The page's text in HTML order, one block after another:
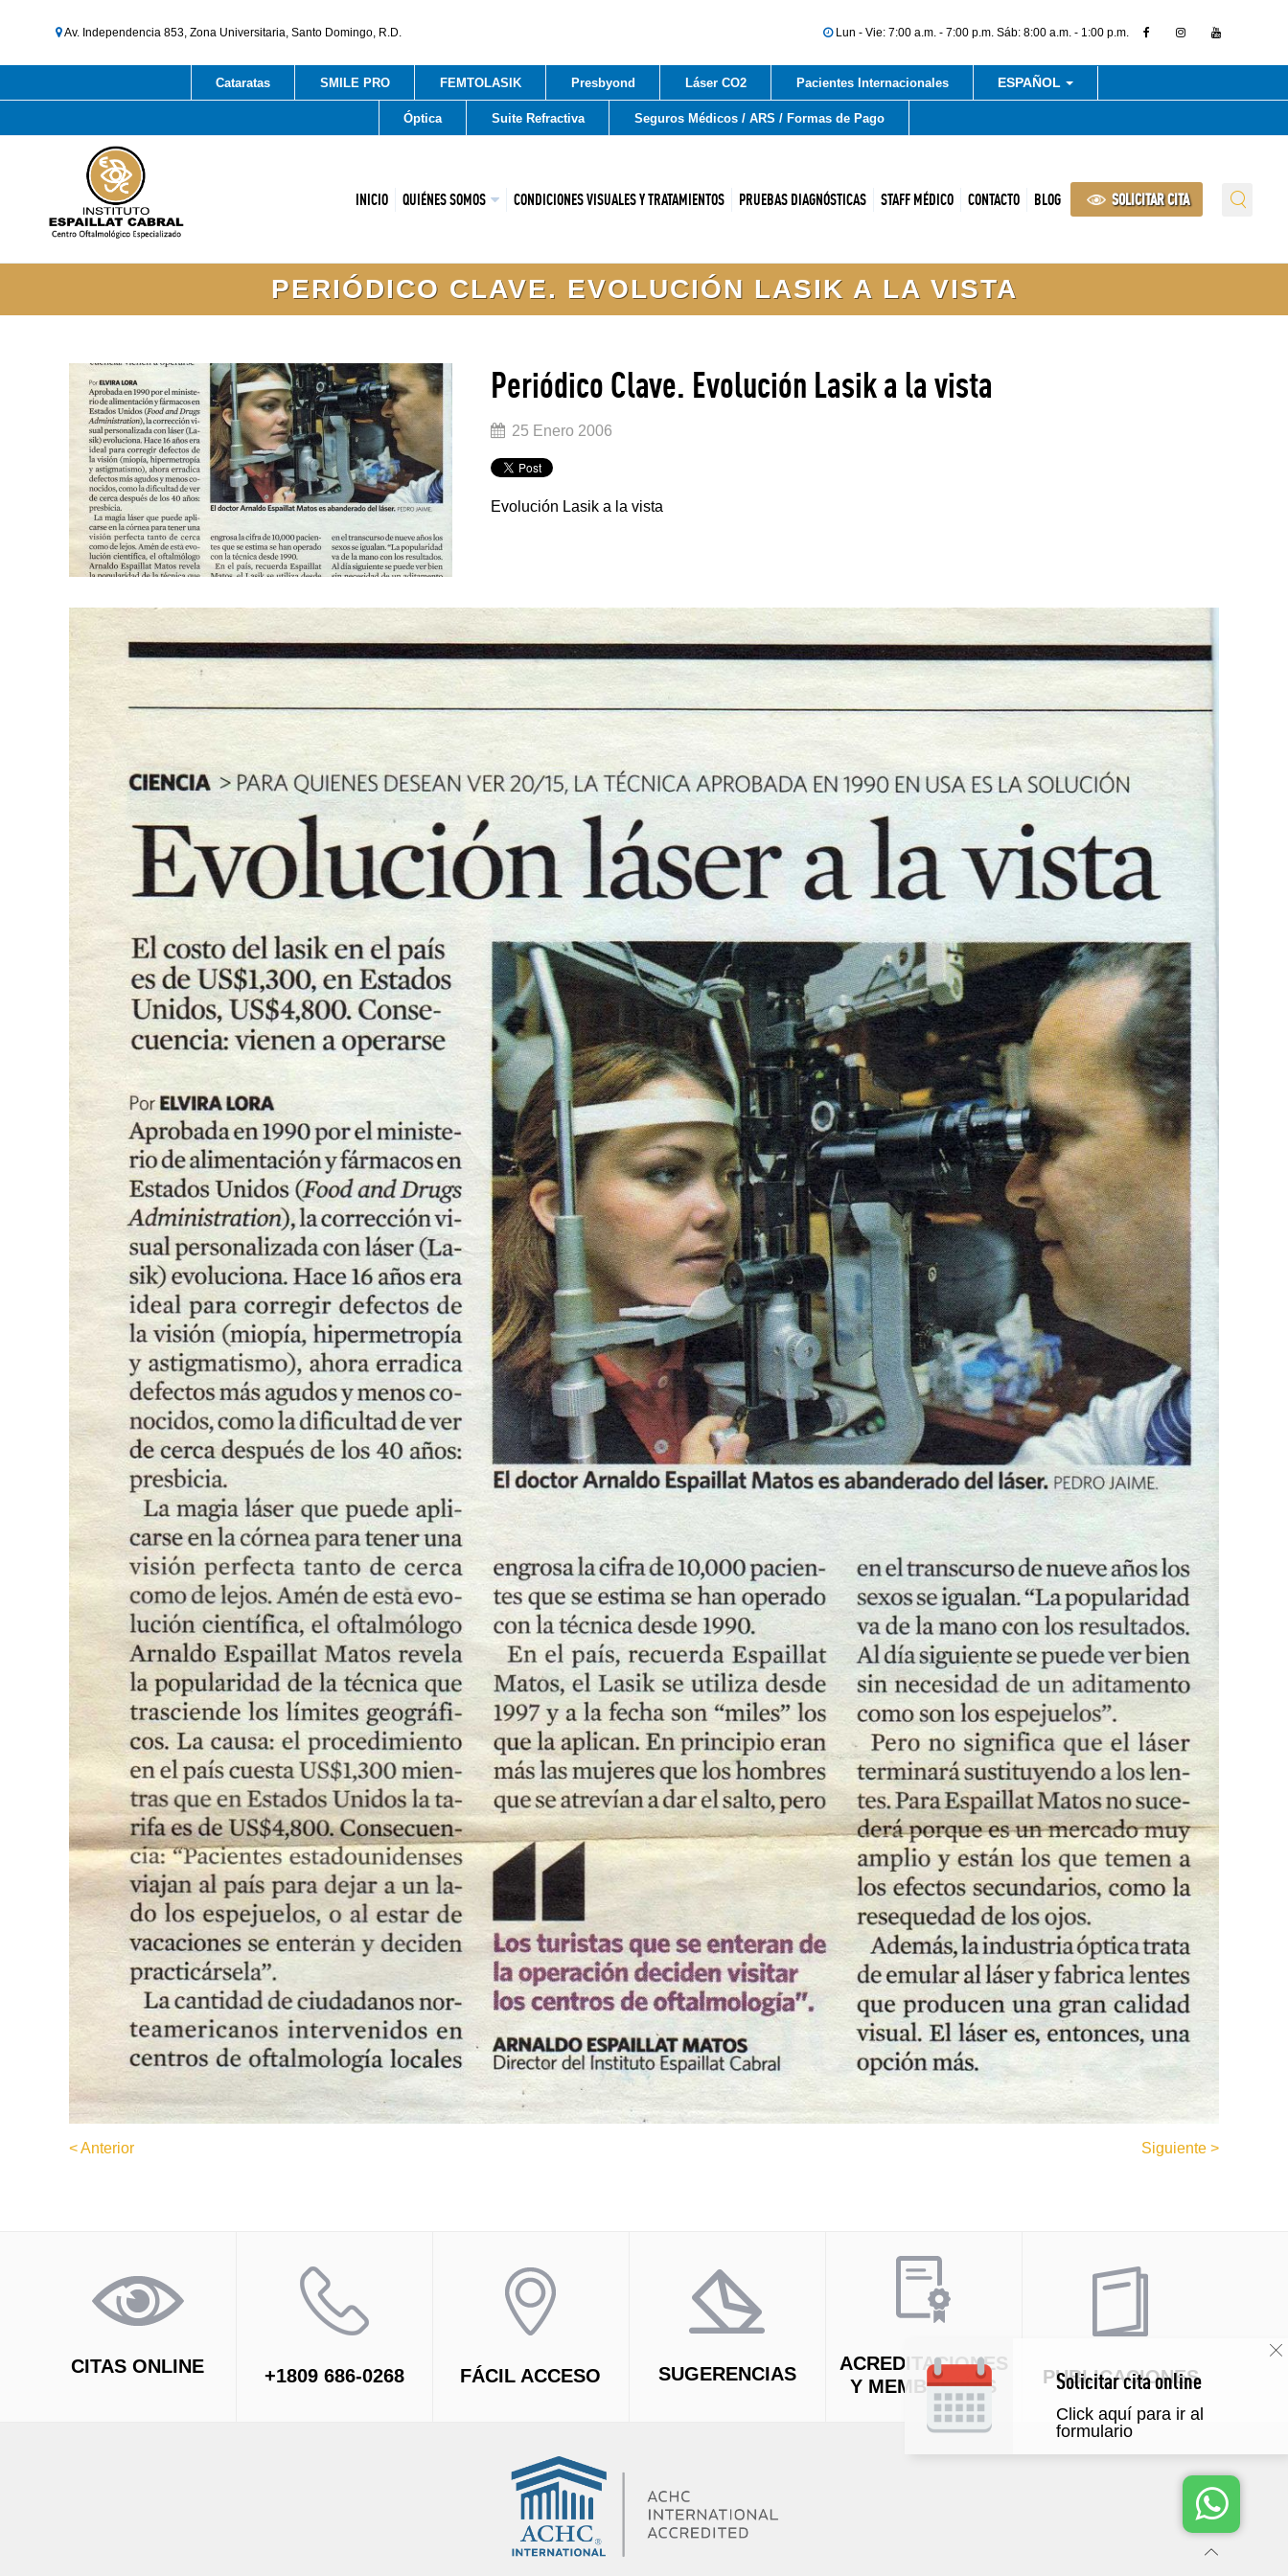
Av. Independencia 853, Zona Universitaria, Santo Domingo, R.D. Lun - Vie: 7:00 a.m. - 7:00 p.m. Sáb: 8:00 a.m. - 1:00 p.m.
Cataratas SMILE PRO FEMTOLASIK Presbyond Láser CO2 Pacientes Internacionales ESPAÑOL
Óptica Suite Refractiva Seguros Médicos / ARS / Formas de Pago
INICIO QUIÉNES SOMOS CONDICIONES VISUALES Y TRATAMIENTOS PRUEBAS DIAGNÓSTICAS STAFF MÉDICO CONTACTO BLOG SOLICITAR CITA
PERIÓDICO CLAVE. EVOLUCIÓN LASIK A LA VISTA
Periódico Clave. Evolución Lasik a la vista
25 Enero 2006
Evolución Lasik a la vista
< Anterior Siguiente >
CITAS ONLINE +1809 686-0268 FÁCIL ACCESO SUGERENCIAS
ACREDITACIONES
Y MEMBRESÍAS
PUBLICACIONES
Solicitar cita online
Click aquí para ir al
formulario